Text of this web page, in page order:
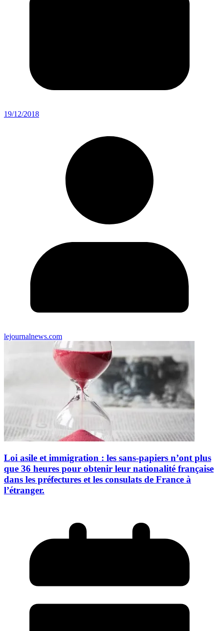
19/12/2018
lejournalnews.com
Loi asile et immigration : les sans-papiers n’ont plus
que 36 heures pour obtenir leur nationalité française
dans les préfectures et les consulats de France à
l’étranger.